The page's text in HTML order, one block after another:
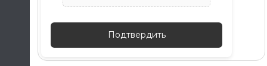
Подтвердить